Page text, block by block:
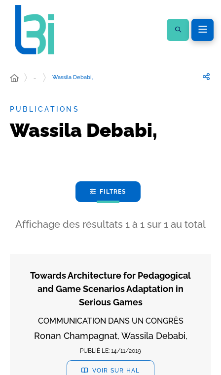
… Wassila Debabi,
PUBLICATIONS
Wassila Debabi,
FILTRES
Affichage des résultats 1 à 1 sur 1 au total
Towards Architecture for Pedagogical
and Game Scenarios Adaptation in
Serious Games
COMMUNICATION DANS UN CONGRÈS
Ronan Champagnat, Wassila Debabi,
PUBLIÉ LE: 14/11/2019
VOIR SUR HAL